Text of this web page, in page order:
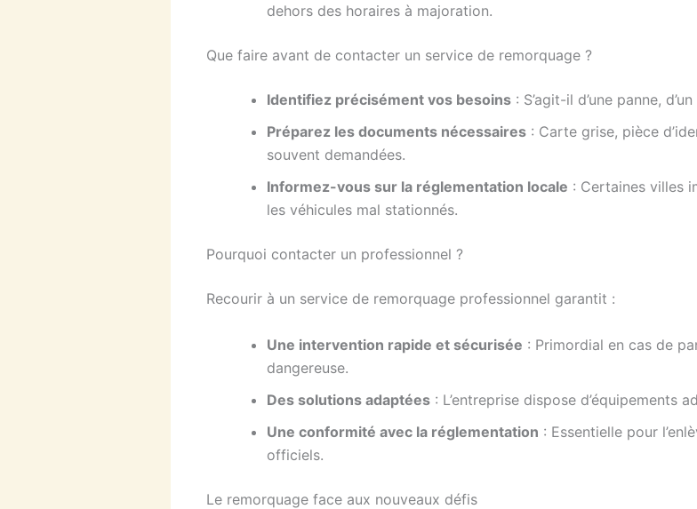
dehors des horaires à majoration.
Que faire avant de contacter un service de remorquage ?
Identifiez précisément vos besoins : S’agit-il d’une panne,
Préparez les documents nécessaires : Carte grise, pièce
souvent demandées.
Informez-vous sur la réglementation locale : Certaines villes
les véhicules mal stationnés.
Pourquoi contacter un professionnel ?
Recourir à un service de remorquage professionnel garantit :
Une intervention rapide et sécurisée : Primordial en cas de
dangereuse.
Des solutions adaptées : L’entreprise dispose
Une conformité avec la réglementation : Essentielle pour
officiels.
Le remorquage face aux nouveaux défis